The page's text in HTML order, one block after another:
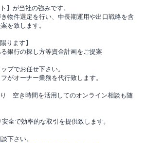
】が当社の強みです。
物件選定を行い、中長期運用や出口戦略を含
を致します。
ります】
銀行の探し方等資金計画をご提案
プでお任せ下さい。
がオーナー業務を代行致します。
空き時間を活用してのオンライン相談も随
全で効率的な取引を提供致します。
下さい。